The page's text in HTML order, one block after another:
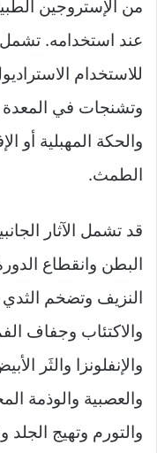
من الإستروجين
عند استخدامه. تشمل
للاستخدام
وتشنجات في المعدة
والحكة المهبلية أو
الطمث.
قد تشمل الآثار
البطن وانقطاع
النزيف وتضخم
والاكتئاب وجفاف
والإنفلونزا والثَر
والعصبية والوذمة
والتورم وتهيج